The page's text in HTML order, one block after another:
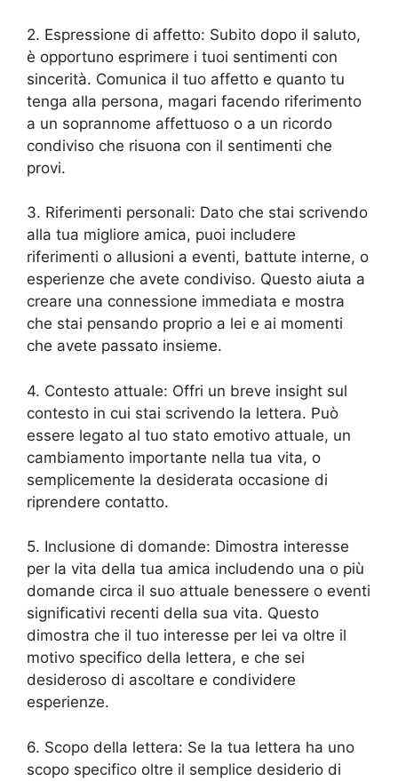
2. Espressione di affetto: Subito dopo il saluto,
è opportuno esprimere i tuoi sentimenti con
sincerità. Comunica il tuo affetto e quanto tu
tenga alla persona, magari facendo riferimento
a un soprannome affettuoso o a un ricordo
condiviso che risuona con il sentimenti che
provi.
3. Riferimenti personali: Dato che stai scrivendo
alla tua migliore amica, puoi includere
riferimenti o allusioni a eventi, battute interne, o
esperienze che avete condiviso. Questo aiuta a
creare una connessione immediata e mostra
che stai pensando proprio a lei e ai momenti
che avete passato insieme.
4. Contesto attuale: Offri un breve insight sul
contesto in cui stai scrivendo la lettera. Può
essere legato al tuo stato emotivo attuale, un
cambiamento importante nella tua vita, o
semplicemente la desiderata occasione di
riprendere contatto.
5. Inclusione di domande: Dimostra interesse
per la vita della tua amica includendo una o più
domande circa il suo attuale benessere o eventi
significativi recenti della sua vita. Questo
dimostra che il tuo interesse per lei va oltre il
motivo specifico della lettera, e che sei
desideroso di ascoltare e condividere
esperienze.
6. Scopo della lettera: Se la tua lettera ha uno
scopo specifico oltre il semplice desiderio di